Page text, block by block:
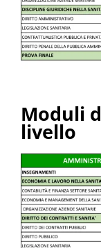
Moduli
livello